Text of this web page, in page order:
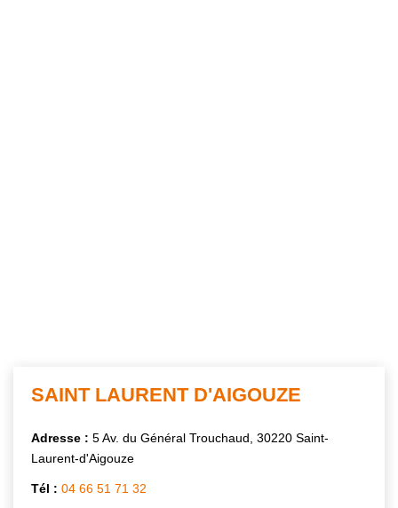
SAINT LAURENT D'AIGOUZE
Adresse : 5 Av. du Général Trouchaud, 30220 Saint-
Laurent-d'Aigouze
Tél : 04 66 51 71 32